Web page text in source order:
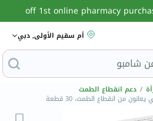
أم سقيم الأولى, دبي
/ دعم انقطاع الطمث
من انقطاع الطمث، 30 قطعة